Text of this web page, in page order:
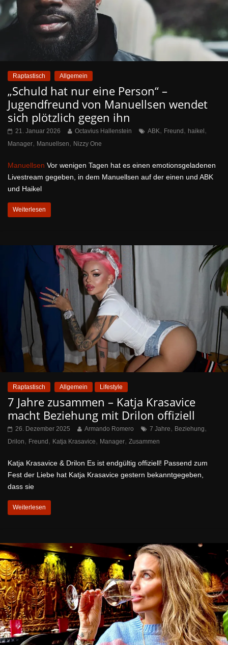
Raptastisch Allgemein
„Schuld hat nur eine Person“ –
Jugendfreund von Manuellsen wendet
sich plötzlich gegen ihn
21. Januar 2026 Octavius Hallenstein ABK, Freund, haikel,
Manager, Manuellsen, Nizzy One
Manuellsen Vor wenigen Tagen hat es einen emotionsgeladenen
Livestream gegeben, in dem Manuellsen auf der einen und ABK
und Haikel
Weiterlesen
Raptastisch Allgemein Lifestyle
7 Jahre zusammen – Katja Krasavice
macht Beziehung mit Drilon offiziell
26. Dezember 2025 Armando Romero 7 Jahre, Beziehung,
Drilon, Freund, Katja Krasavice, Manager, Zusammen
Katja Krasavice & Drilon Es ist endgültig offiziell! Passend zum
Fest der Liebe hat Katja Krasavice gestern bekanntgegeben,
dass sie
Weiterlesen